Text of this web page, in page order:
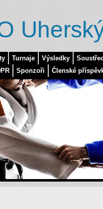
Turnaje Výsledky
Sponzoři Členské